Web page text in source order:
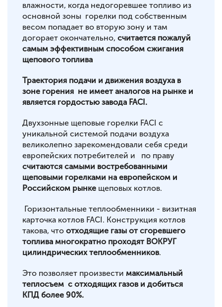
влажности, когда недогоревшее топливо из
основной зоны горелки под собственным
весом попадает во вторую зону и там
догорает окончательно, считается пожалуй
самым эффективным способом сжигания
щепового топлива
Траектория подачи и движения воздуха в
зоне горения не имеет аналогов на рынке и
является гордостью завода FACI.
Двухзонные щеповые горелки FACI c
уникальной системой подачи воздуха
великолепно зарекомендовали себя среди
европейских потребителей и по праву
считаются самыми востребованными
щеповыми горелками на европейском и
Российском рынке щеповых котлов.
Горизонтальные теплообменники - визитная
карточка котлов FACI. Конструкция котлов
такова, что отходящие газы от сгоревшего
топлива многократно проходят ВОКРУГ
цилиндрических теплообменников.
Это позволяет произвести максимальный
теплосъем с отходящих газов и добиться
КПД более 90%.